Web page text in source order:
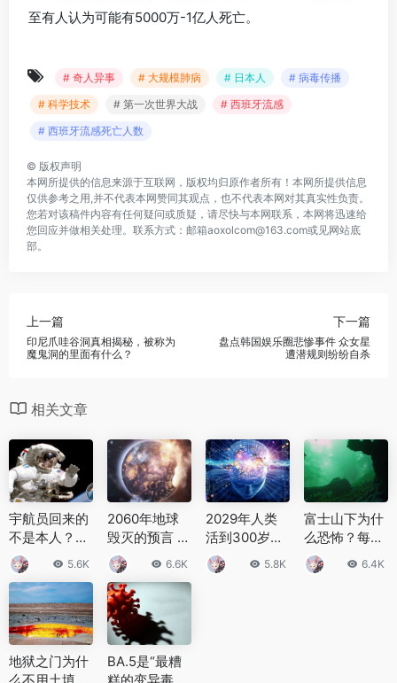
至有人认为可能有5000万-1亿人死亡。
# 奇人异事 # 大规模肺病 # 日本人
# 病毒传播
# 科学技术
# 第一次世界大战
# 西班牙流感
# 西班牙流感死亡人数
© 版权声明
本网所提供的信息来源于互联网，版权均归原作者所有！本网所提供信息
仅供参考之用,并不代表本网赞同其观点，也不代表本网对其真实性负责。
您若对该稿件内容有任何疑问或质疑，请尽快与本网联系，本网将迅速给
您回应并做相关处理。联系方式：邮箱aoxolcom@163.com或见网站底
部。
上一篇
印尼爪哇谷洞真相揭秘，被称为
魔鬼洞的里面有什么？
下一篇
盘点韩国娱乐圈悲惨事件 众女星
遭潜规则纷纷自杀
相关文章
宇航员回来的
不是本人？为
什么说宇航员
回来的不是本
人
5.6K
2060年地球
毁灭的预言 为
什么爱因斯坦
提出2060年
地球毁灭
6.6K
2029年人类
活到300岁，
血液纳米机器
人将阻止DNA
5.8K
富士山下为什
么恐怖？每年
自杀死亡人数
成百上千
6.4K
地狱之门为什
BA.5是“最糟